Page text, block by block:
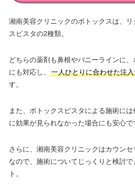
湘南美容クリニックのボトックスは、
スビスタの2種類。
どちらの薬剤も鼻根やバニーラインに
にも対応し、
一人ひとりに合わせた注
す。
また、ボトックスビスタによる施術に
に効果が見られなかった場合にも安心で
さらに、湘南美容クリニックはカウン
なので、施術についてじっくりと検討
ト。